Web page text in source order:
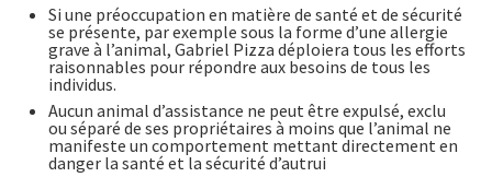
Si une préoccupation en matière de santé et de sécurité
se présente, par exemple sous la forme d’une allergie
grave à l’animal, Gabriel Pizza déploiera tous les efforts
raisonnables pour répondre aux besoins de tous les
individus.
Aucun animal d’assistance ne peut être expulsé, exclu
ou séparé de ses propriétaires à moins que l’animal ne
manifeste un comportement mettant directement en
danger la santé et la sécurité d’autrui